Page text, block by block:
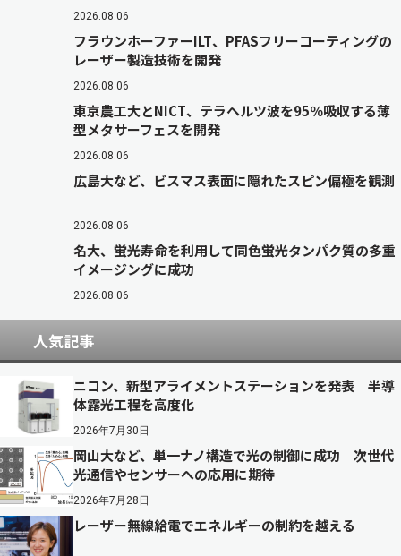
2026.08.06
フラウンホーファーILT、PFASフリーコーティングの
レーザー製造技術を開発
2026.08.06
東京農工大とNICT、テラヘルツ波を95％吸収する薄
型メタサーフェスを開発
2026.08.06
広島大など、ビスマス表面に隠れたスピン偏極を観測
2026.08.06
名大、蛍光寿命を利用して同色蛍光タンパク質の多重
イメージングに成功
2026.08.06
人気記事
ニコン、新型アライメントステーションを発表 半導
体露光工程を高度化
2026年7月30日
岡山大など、単一ナノ構造で光の制御に成功 次世代
光通信やセンサーへの応用に期待
2026年7月28日
レーザー無線給電でエネルギーの制約を越える